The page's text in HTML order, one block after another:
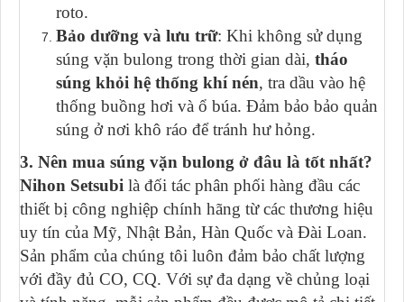
roto.
Bảo dưỡng và lưu trữ: Khi không sử dụng
súng vặn bulong trong thời gian dài, tháo
súng khỏi hệ thống khí nén, tra dầu vào hệ
thống buồng hơi và ổ búa. Đảm bảo bảo quản
súng ở nơi khô ráo để tránh hư hỏng.
3. Nên mua súng vặn bulong ở đâu là tốt nhất?
Nihon Setsubi là đối tác phân phối hàng đầu các
thiết bị công nghiệp chính hãng từ các thương hiệu
uy tín của Mỹ, Nhật Bản, Hàn Quốc và Đài Loan.
Sản phẩm của chúng tôi luôn đảm bảo chất lượng
với đầy đủ CO, CQ. Với sự đa dạng về chủng loại